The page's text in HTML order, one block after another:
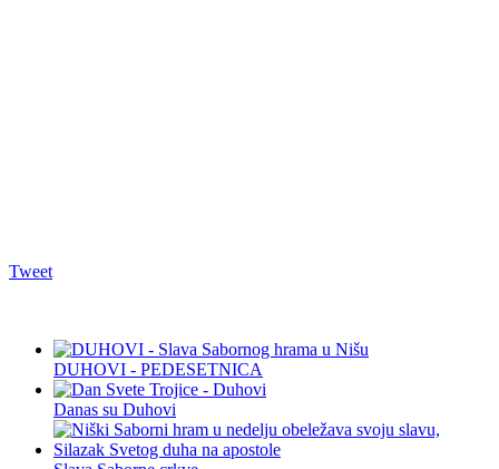
Tweet
DUHOVI - PEDESETNICA
Danas su Duhovi